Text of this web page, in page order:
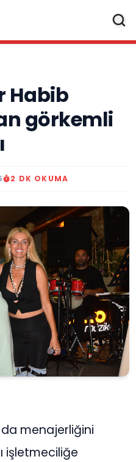
Habib
görkemli
2 DK OKUMA
da menajerliğini
işletmeciliğe